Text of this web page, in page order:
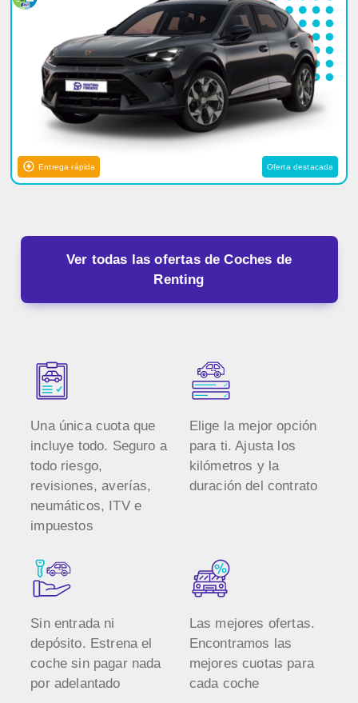
Entrega rápida Oferta destacada
Ver todas las ofertas de Coches de
Renting
Una única cuota que
incluye todo. Seguro a
todo riesgo,
revisiones, averías,
neumáticos, ITV e
impuestos
Elige la mejor opción
para ti. Ajusta los
kilómetros y la
duración del contrato
Sin entrada ni
depósito. Estrena el
coche sin pagar nada
por adelantado
Las mejores ofertas.
Encontramos las
mejores cuotas para
cada coche